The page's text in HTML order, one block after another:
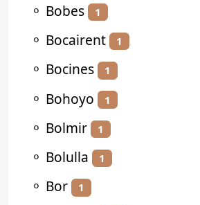
⚬ Bobes 1
⚬ Bocairent 1
⚬ Bocines 1
⚬ Bohoyo 1
⚬ Bolmir 1
⚬ Bolulla 1
⚬ Bor 1